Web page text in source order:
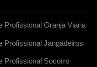
Profissional Granja Viana
Profissional Jangadeiros
Profissional Socorro